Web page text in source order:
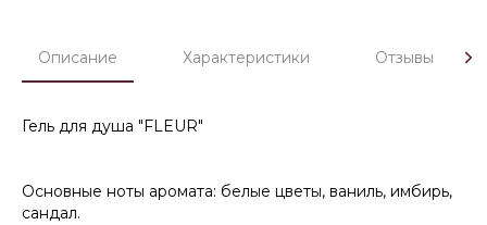
Описание Характеристики Отзывы
Гель для душа "FLEUR"
Основные ноты аромата: белые цветы, ваниль, имбирь,
сандал.